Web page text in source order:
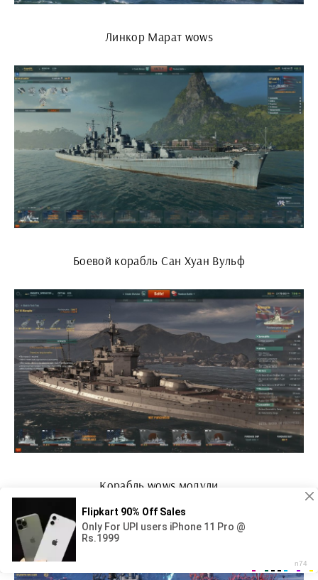
Линкор Марат wows
Боевой корабль Сан Хуан Вульф
Корабль wows модули